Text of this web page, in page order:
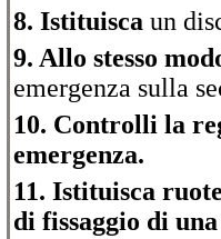
8. Istituisca un
9. Allo stesso
emergenza sulla
10. Controlli la
emergenza.
11. Istituisca
di fissaggio di